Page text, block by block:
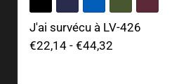
J'ai survécu à LV-426
€22,14- €44,32